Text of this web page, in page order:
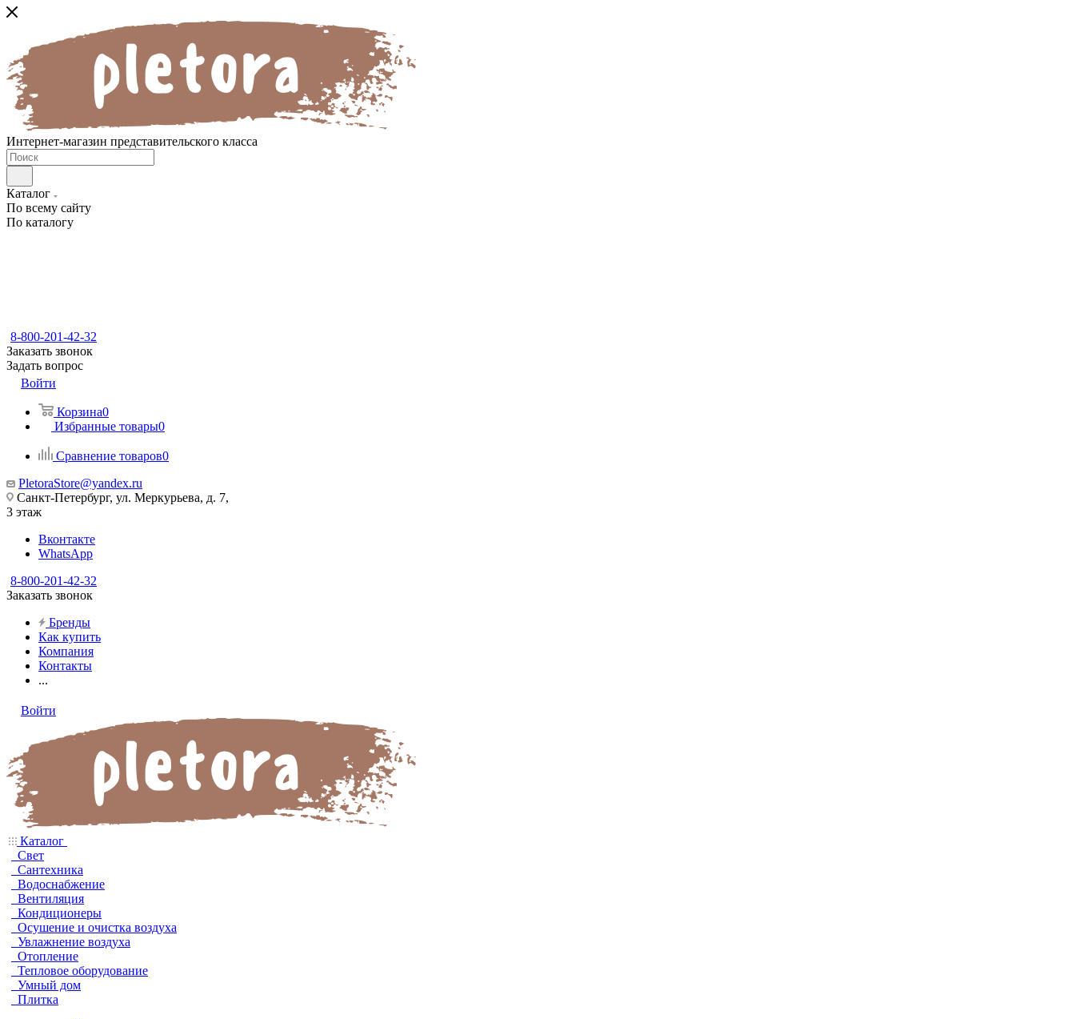
Интернет-магазин представительского класса
Каталог
По всему сайту
По каталогу
8-800-201-42-32
Заказать звонок
Задать вопрос
Войти
Корзина0
Избранные товары0
Сравнение товаров0
PletoraStore@yandex.ru
Санкт-Петербург, ул. Меркурьева, д. 7,
3 этаж
Вконтакте
WhatsApp
8-800-201-42-32
Заказать звонок
Бренды
Как купить
Компания
Контакты
...
Войти
Каталог
Свет
Сантехника
Водоснабжение
Вентиляция
Кондиционеры
Осушение и очистка воздуха
Увлажнение воздуха
Отопление
Тепловое оборудование
Умный дом
Плитка